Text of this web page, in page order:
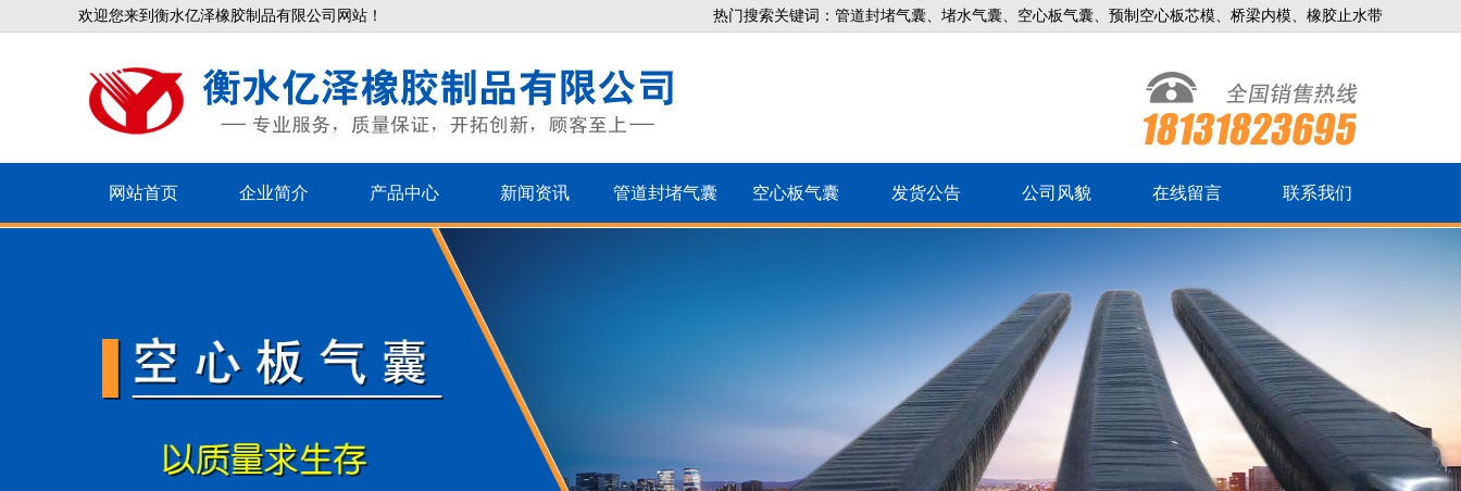
欢迎您来到衡水亿泽橡胶制品有限公司网站！ 热门搜索关键词：管道封堵气囊、堵水气囊、空心板气囊、预制空心板芯模、桥梁内模、橡胶止水带
网站首页 企业简介 产品中心 新闻资讯 管道封堵气囊 空心板气囊 发货公告 公司风貌 在线留言 联系我们